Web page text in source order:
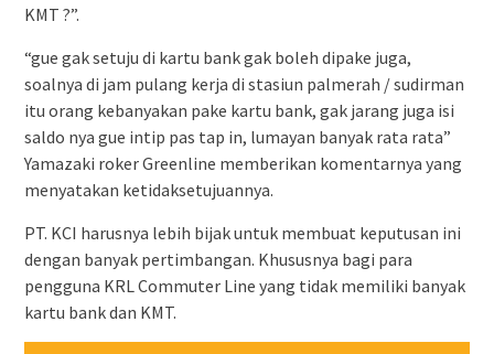
KMT ?”.
“gue gak setuju di kartu bank gak boleh dipake juga,
soalnya di jam pulang kerja di stasiun palmerah / sudirman
itu orang kebanyakan pake kartu bank, gak jarang juga isi
saldo nya gue intip pas tap in, lumayan banyak rata rata”
Yamazaki roker Greenline memberikan komentarnya yang
menyatakan ketidaksetujuannya.
PT. KCI harusnya lebih bijak untuk membuat keputusan ini
dengan banyak pertimbangan. Khususnya bagi para
pengguna KRL Commuter Line yang tidak memiliki banyak
kartu bank dan KMT.